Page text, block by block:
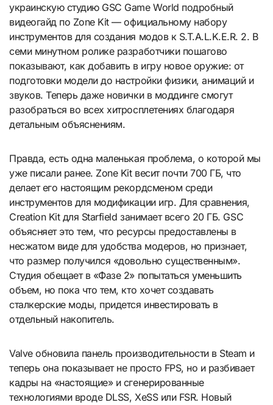
украинскую студию GSC Game World подробный
видеогайд по Zone Kit — официальному набору
инструментов для создания модов к S.T.A.L.K.E.R. 2. В
семи минутном ролике разработчики пошагово
показывают, как добавить в игру новое оружие: от
подготовки модели до настройки физики, анимаций и
звуков. Теперь даже новички в моддинге смогут
разобраться во всех хитросплетениях благодаря
детальным объяснениям.
Правда, есть одна маленькая проблема, о которой мы
уже писали ранее. Zone Kit весит почти 700 ГБ, что
делает его настоящим рекордсменом среди
инструментов для модификации игр. Для сравнения,
Creation Kit для Starfield занимает всего 20 ГБ. GSC
объясняет это тем, что ресурсы предоставлены в
несжатом виде для удобства модеров, но признает,
что размер получился «довольно существенным».
Студия обещает в «Фазе 2» попытаться уменьшить
объем, но пока что тем, кто хочет создавать
сталкерские моды, придется инвестировать в
отдельный накопитель.
Valve обновила панель производительности в Steam и
теперь она показывает не просто FPS, но и разбивает
кадры на «настоящие» и сгенерированные
технологиями вроде DLSS, XeSS или FSR. Новый